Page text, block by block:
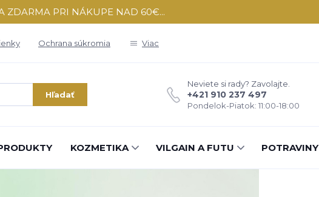
ZDARMA PRI NÁKUPE NAD 60€...
Ochrana súkromia Viac
Hľadať
Neviete si rady? Zavolajte.
+421 910 237 497
Pondelok-Piatok: 11:00-18:00
KOZMETIKA VILGAIN A FUTU POTRAVINY